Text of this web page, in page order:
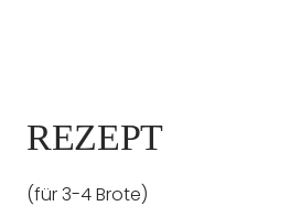
REZEPT
(für 3-4 Brote)